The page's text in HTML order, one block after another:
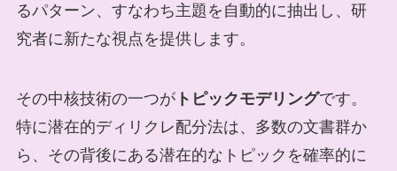
るパターン、すなわち主題を自動的に抽出し、研
究者に新たな視点を提供します。
その中核技術の一つがトピックモデリングです。
特に潜在的ディリクレ配分法は、多数の文書群か
ら、その背後にある潜在的なトピックを確率的に